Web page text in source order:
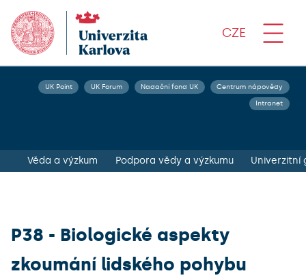
CZE
UK Point UK Forum Nadační fond UK Centrum nápovědy
Intranet
Věda a výzkum Podpora vědy a výzkumu Univerzitní
P38 - Biologické aspekty
zkoumání lidského pohybu